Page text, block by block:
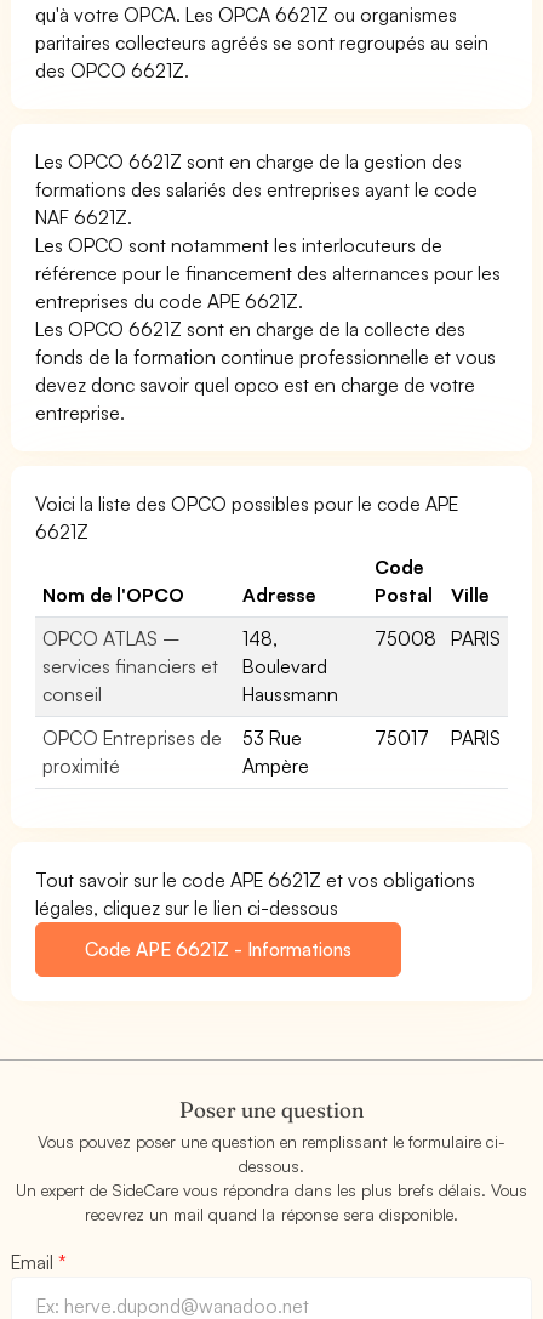
qu'à votre OPCA. Les OPCA 6621Z ou organismes
paritaires collecteurs agréés se sont regroupés au sein
des OPCO 6621Z.
Les OPCO 6621Z sont en charge de la gestion des
formations des salariés des entreprises ayant le code
NAF 6621Z.
Les OPCO sont notamment les interlocuteurs de
référence pour le financement des alternances pour les
entreprises du code APE 6621Z.
Les OPCO 6621Z sont en charge de la collecte des
fonds de la formation continue professionnelle et vous
devez donc savoir quel opco est en charge de votre
entreprise.
Voici la liste des OPCO possibles pour le code APE
6621Z
Nom de l'OPCO Adresse
Code
Postal
Ville
OPCO ATLAS –
services financiers et
conseil
148,
Boulevard
Haussmann
75008 PARIS
OPCO Entreprises de
proximité
53 Rue
Ampère
75017 PARIS
Tout savoir sur le code APE 6621Z et vos obligations
légales, cliquez sur le lien ci-dessous
Code APE 6621Z - Informations
Poser une question
Vous pouvez poser une question en remplissant le formulaire ci-
dessous.
Un expert de SideCare vous répondra dans les plus brefs délais. Vous
recevrez un mail quand la réponse sera disponible.
Email*